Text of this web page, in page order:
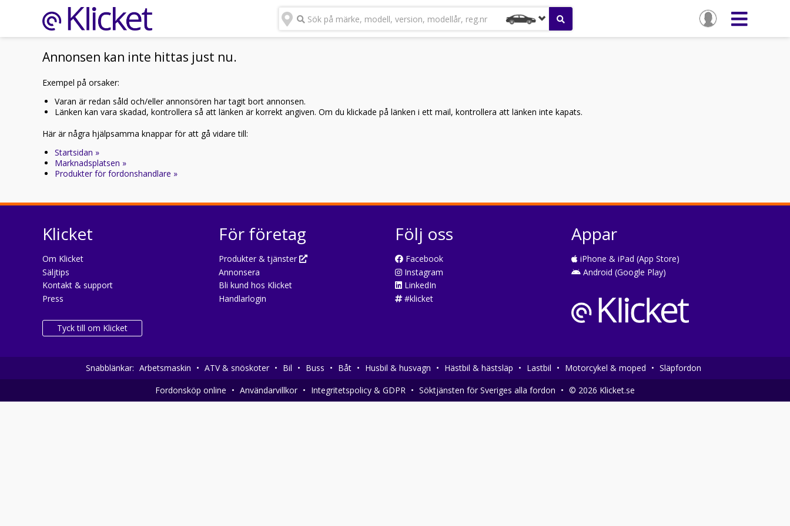
Sök på märke, modell, version, modellår, reg.nr
Annonsen kan inte hittas just nu.
Exempel på orsaker:
Varan är redan såld och/eller annonsören har tagit bort annonsen.
Länken kan vara skadad, kontrollera så att länken är korrekt angiven. Om du klickade på länken i ett mail, kontrollera att länken inte kapats.
Här är några hjälpsamma knappar för att gå vidare till:
Startsidan »
Marknadsplatsen »
Produkter för fordonshandlare »
Klicket
Om Klicket
Säljtips
Kontakt & support
Press
Tyck till om Klicket
För företag
Produkter & tjänster
Annonsera
Bli kund hos Klicket
Handlarlogin
Följ oss
Facebook
Instagram
LinkedIn
#klicket
Appar
iPhone & iPad (App Store)
Android (Google Play)
Snabblänkar: Arbetsmaskin • ATV & snöskoter • Bil • Buss • Båt • Husbil & husvagn • Hästbil & hästsläp • Lastbil • Motorcykel & moped • Släpfordon
Fordonsköp online • Användarvillkor • Integritetspolicy & GDPR • Söktjänsten för Sveriges alla fordon • © 2026 Klicket.se